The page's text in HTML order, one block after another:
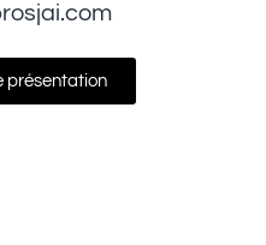
présentation